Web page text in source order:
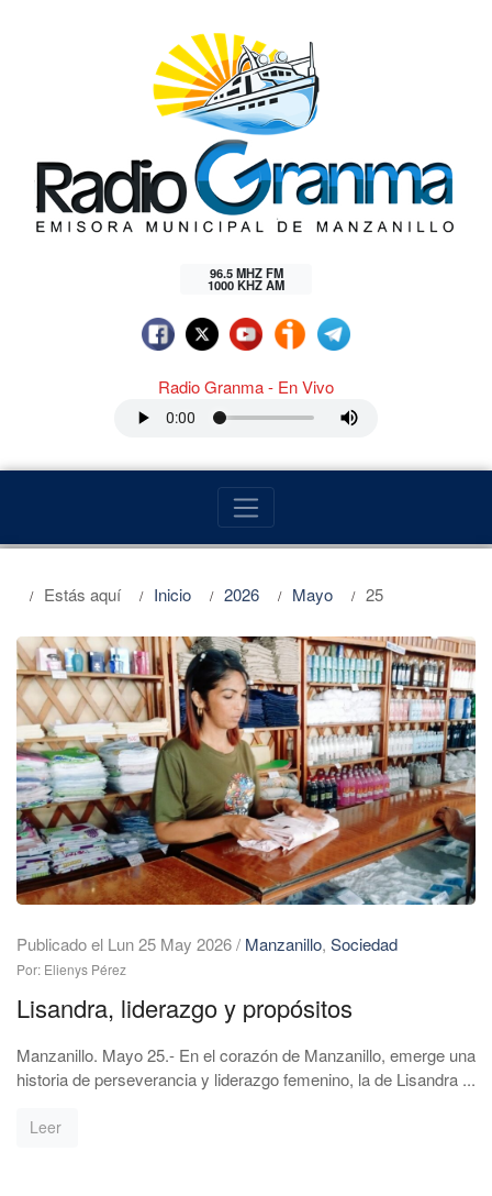
96.5 MHZ FM
1000 KHZ AM
Radio Granma - En Vivo
Estás aquí Inicio 2026 Mayo 25
Publicado el Lun 25 May 2026/ Manzanillo, Sociedad
Por: Elienys Pérez
Lisandra, liderazgo y propósitos
Manzanillo. Mayo 25.- En el corazón de Manzanillo, emerge una
historia de perseverancia y liderazgo femenino, la de Lisandra ...
Leer